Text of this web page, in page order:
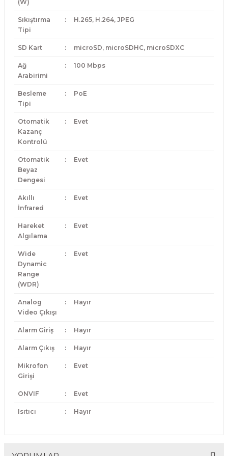
(W)
Sıkıştırma
Tipi
: H.265, H.264, JPEG
SD Kart : microSD, microSDHC, microSDXC
Ağ
Arabirimi
: 100 Mbps
Besleme
Tipi
: PoE
Otomatik
Kazanç
Kontrolü
: Evet
Otomatik
Beyaz
Dengesi
: Evet
Akıllı
İnfrared
: Evet
Hareket
Algılama
: Evet
Wide
Dynamic
Range
(WDR)
: Evet
Analog
Video Çıkışı
: Hayır
Alarm Giriş : Hayır
Alarm Çıkış : Hayır
Mikrofon
Girişi
: Evet
ONVIF : Evet
Isıtıcı : Hayır